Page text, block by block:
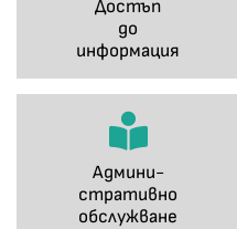
Достъп
до
информация
Админи-
стративно
обслужване